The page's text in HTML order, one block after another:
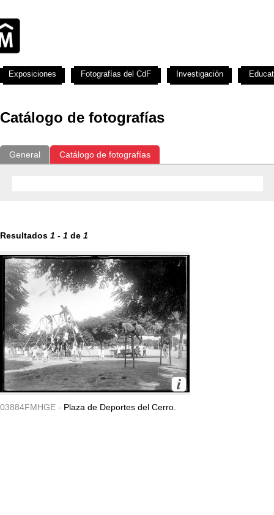
Catálogo de fotografías
General Catálogo de fotografías
Resultados 1 - 1 de 1
03884FMHGE - Plaza de Deportes del Cerro.
Exposiciones Fotografías del CdF Investigación